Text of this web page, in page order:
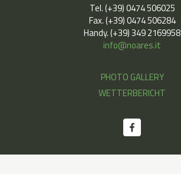
Tel. (+39) 0474 506025
Fax. (+39) 0474 506284
Handy. (+39) 349 2169958
info@noares.it
PHOTO GALLERY
WETTERBERICHT